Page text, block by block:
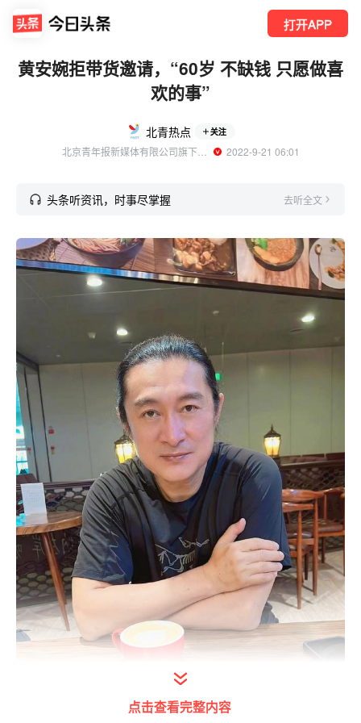
打开APP
黄安婉拒带货邀请，“60岁 不缺钱 只愿做喜
欢的事”
北青热点 关注
北京青年报新媒体有限公司旗下账号
  2022-9-21 06:01
头条听资讯，时事尽掌握 去听全文
点击查看完整内容